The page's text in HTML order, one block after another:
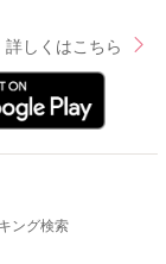
詳しくはこちら
ング検索